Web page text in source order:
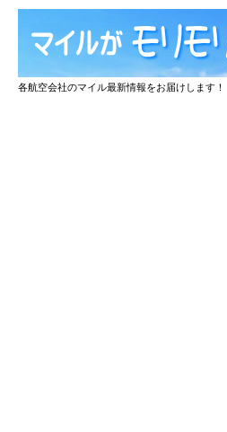
各航空会社のマイル最新情報をお届けします！